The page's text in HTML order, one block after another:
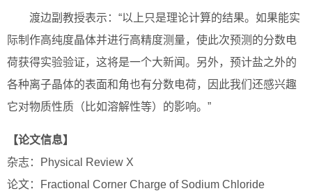
渡边副教授表示：“以上只是理论计算的结果。如果能实
际制作高纯度晶体并进行高精度测量，使此次预测的分数电
荷获得实验验证，这将是一个大新闻。另外，预计盐之外的
各种离子晶体的表面和角也有分数电荷，因此我们还感兴趣
它对物质性质（比如溶解性等）的影响。”
【论文信息】
杂志：Physical Review X
论文：Fractional Corner Charge of Sodium Chloride